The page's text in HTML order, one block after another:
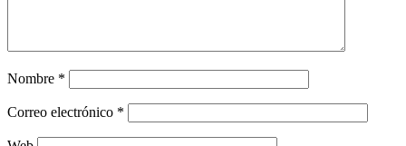
Nombre *
Correo electrónico *